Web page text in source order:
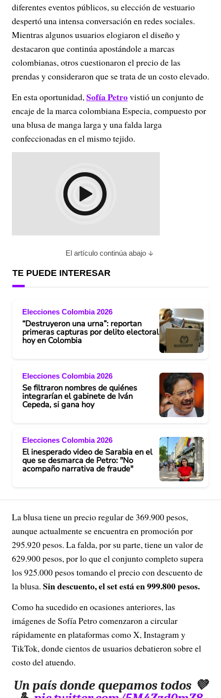
diferentes eventos públicos, su elección de vestuario
despertó una intensa conversación en redes sociales.
Mientras algunos usuarios elogiaron el diseño y
destacaron que continúa apostándole a marcas
colombianas, otros cuestionaron el precio de las
prendas y consideraron que se trata de un costo elevado.
En esta oportunidad,Sofía Petrovistió un conjunto de
encaje de la marca colombiana Especia, compuesto por
una blusa de manga larga y una falda larga
confeccionadas en el mismo tejido.
El artículo continúa abajo
TE PUEDE INTERESAR
Elecciones Colombia 2026
“Destruyeron una urna”: reportan
primeras capturas por delito electoral
hoy en Colombia
Elecciones Colombia 2026
Se filtraron nombres de quiénes
integrarían el gabinete de Iván
Cepeda, si gana hoy
Elecciones Colombia 2026
El inesperado video de Sarabia en el
que se desmarca de Petro: "No
acompaño narrativa de fraude"
La blusa tiene un precio regular de 369.900 pesos,
aunque actualmente se encuentra en promoción por
295.920 pesos. La falda, por su parte, tiene un valor de
629.900 pesos, por lo que el conjunto completo supera
los 925.000 pesos tomando el precio con descuento de
la blusa. Sin descuento, el set está en 999.800 pesos.
Como ha sucedido en ocasiones anteriores, las
imágenes de Sofía Petro comenzaron a circular
rápidamente en plataformas como X, Instagram y
TikTok, donde cientos de usuarios debatieron sobre el
costo del atuendo.
Un país donde quepamos todos 💜